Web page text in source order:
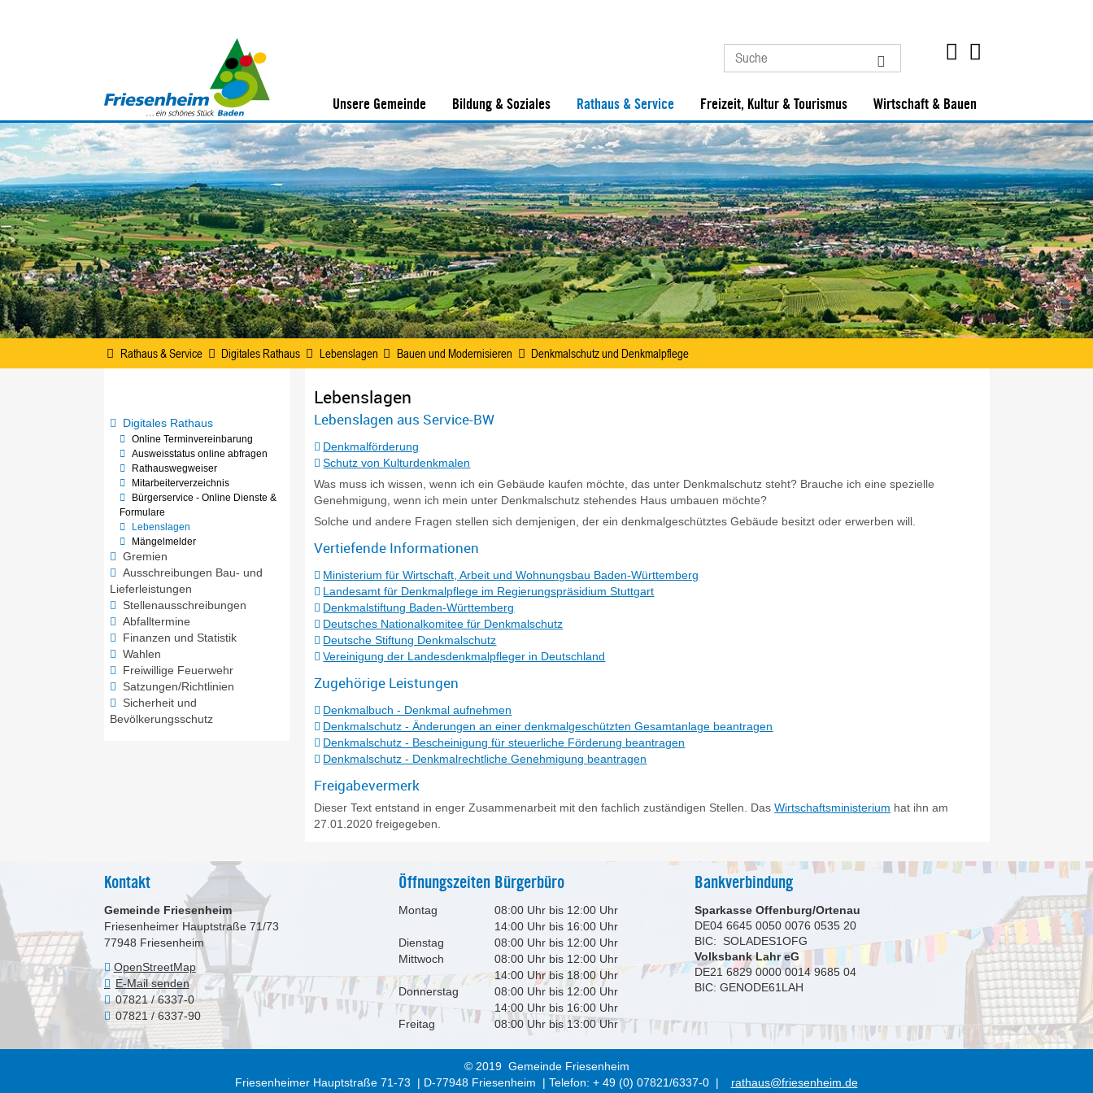
Unsere Gemeinde Bildung & Soziales Rathaus & Service Freizeit, Kultur & Tourismus Wirtschaft & Bauen
Rathaus & Service Digitales Rathaus Lebenslagen Bauen und Modernisieren Denkmalschutz und Denkmalpflege
Digitales Rathaus
Online Terminvereinbarung
Ausweisstatus online abfragen
Rathauswegweiser
Mitarbeiterverzeichnis
Bürgerservice - Online Dienste &
Formulare
Lebenslagen
Mängelmelder
Gremien
Ausschreibungen Bau- und
Lieferleistungen
Stellenausschreibungen
Abfalltermine
Finanzen und Statistik
Wahlen
Freiwillige Feuerwehr
Satzungen/Richtlinien
Sicherheit und
Bevölkerungsschutz
Lebenslagen
Lebenslagen aus Service-BW
Denkmalförderung
Schutz von Kulturdenkmalen
Was muss ich wissen, wenn ich ein Gebäude kaufen möchte, das unter Denkmalschutz steht? Brauche ich eine spezielle
Genehmigung, wenn ich mein unter Denkmalschutz stehendes Haus umbauen möchte?
Solche und andere Fragen stellen sich demjenigen, der ein denkmalgeschütztes Gebäude besitzt oder erwerben will.
Vertiefende Informationen
Ministerium für Wirtschaft, Arbeit und Wohnungsbau Baden-Württemberg
Landesamt für Denkmalpflege im Regierungspräsidium Stuttgart
Denkmalstiftung Baden-Württemberg
Deutsches Nationalkomitee für Denkmalschutz
Deutsche Stiftung Denkmalschutz
Vereinigung der Landesdenkmalpfleger in Deutschland
Zugehörige Leistungen
Denkmalbuch - Denkmal aufnehmen
Denkmalschutz - Änderungen an einer denkmalgeschützten Gesamtanlage beantragen
Denkmalschutz - Bescheinigung für steuerliche Förderung beantragen
Denkmalschutz - Denkmalrechtliche Genehmigung beantragen
Freigabevermerk
Dieser Text entstand in enger Zusammenarbeit mit den fachlich zuständigen Stellen. DasWirtschaftsministerium hat ihn am
27.01.2020 freigegeben.
Kontakt
Gemeinde Friesenheim
Friesenheimer Hauptstraße 71/73
77948 Friesenheim
OpenStreetMap
E-Mail senden
07821 / 6337-0
07821 / 6337-90
Öffnungszeiten Bürgerbüro
Montag
08:00 Uhr bis 12:00 Uhr
14:00 Uhr bis 16:00 Uhr
Dienstag
08:00 Uhr bis 12:00 Uhr
Mittwoch
08:00 Uhr bis 12:00 Uhr
14:00 Uhr bis 18:00 Uhr
Donnerstag
08:00 Uhr bis 12:00 Uhr
14:00 Uhr bis 16:00 Uhr
Freitag
08:00 Uhr bis 13:00 Uhr
Bankverbindung
Sparkasse Offenburg/Ortenau
DE04 6645 0050 0076 0535 20
BIC: SOLADES1OFG
Volksbank Lahr eG
DE21 6829 0000 0014 9685 04
BIC: GENODE61LAH
© 2019 Gemeinde Friesenheim
Friesenheimer Hauptstraße 71-73 | D-77948 Friesenheim | Telefon: + 49 (0) 07821/6337-0 |
rathaus@friesenheim.de